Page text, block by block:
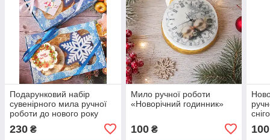
Подарунковий набір
сувенірного мила ручної
роботи до нового року
230 ₴
Мило ручної роботи
«Новорічний годинник»
100₴ 100